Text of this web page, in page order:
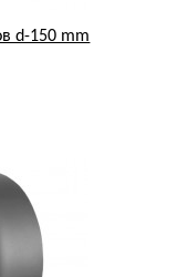
d-150 mm